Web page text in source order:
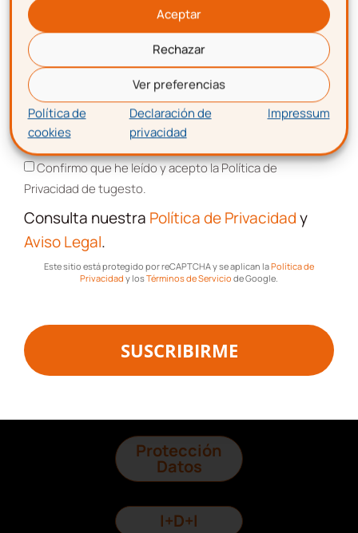
Aceptar
Rechazar
Ver preferencias
Política de
cookies
Declaración de
privacidad
Impressum
Encuentra más posts sobre estas temáticas
Fiscal
Laboral
Impagos
Consultas
Protección
Datos
I+D+I
Correo electrónico
Aceptación de términos y condiciones
Confirmo que he leído y acepto la Política de
Privacidad de tugesto.
Consulta nuestra Política de Privacidady
Aviso Legal.
Este sitio está protegido por reCAPTCHA y se aplican laPolítica de
Privacidad y losTérminos de Servicio de Google.
SUSCRIBIRME